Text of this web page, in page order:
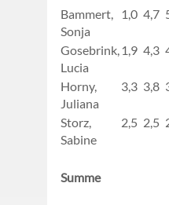
Bammert,
Sonja
1,0 4,7
Gosebrink,
Lucia
1,9 4,3
Horny,
Juliana
3,3 3,8
Storz,
Sabine
2,5 2,5
Summe